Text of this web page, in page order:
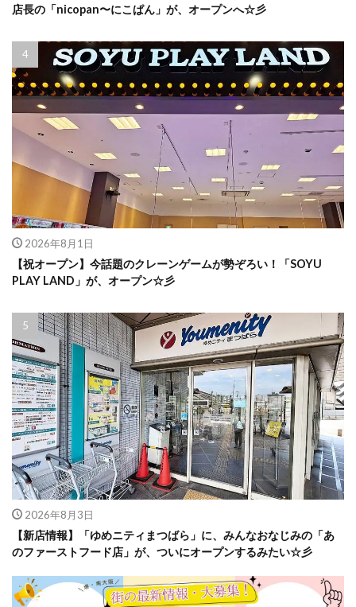
店長の「nicopan〜にこぱん」が、オープンへ☆彡
2026年8月1日
【祝オープン】今話題のクレーンゲームが勢ぞろい！「SOYU
PLAY LAND」が、オープン☆彡
2026年8月3日
【新店情報】「ゆめニティまつばら」に、みんなおなじみの「あ
のファーストフード店」が、ついにオープンするみたい☆彡